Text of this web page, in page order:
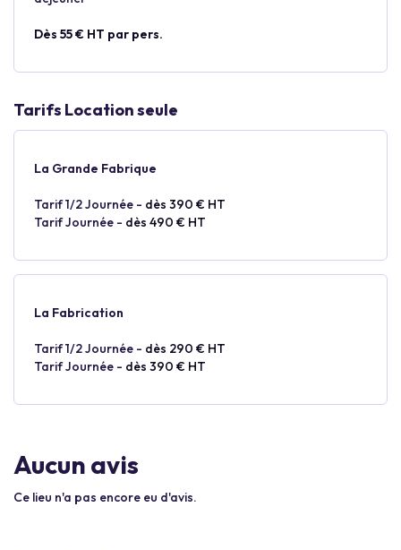
Dès 55 € HT par pers.
Tarifs Location seule
La Grande Fabrique
Tarif 1/2 Journée - dès 390 € HT
Tarif Journée - dès 490 € HT
La Fabrication
Tarif 1/2 Journée - dès 290 € HT
Tarif Journée - dès 390 € HT
Aucun avis
Ce lieu n'a pas encore eu d'avis.